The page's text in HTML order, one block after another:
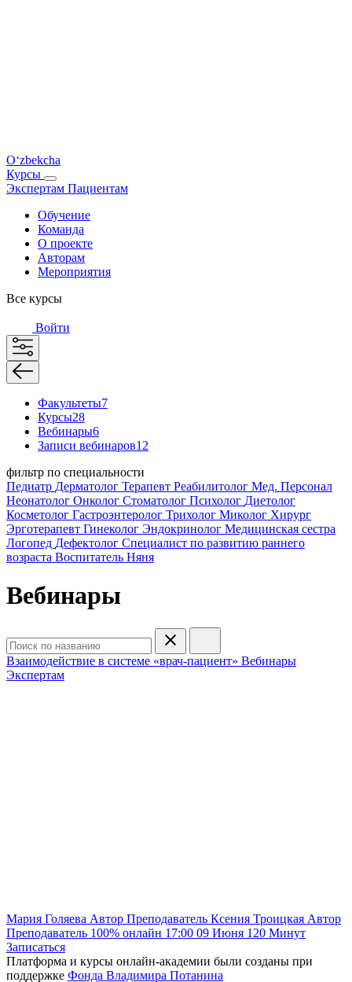
O‘zbekcha
Курсы
Экспертам Пациентам
Обучение
Команда
О проекте
Авторам
Мероприятия
Все курсы
Войти
Факультеты7
Курсы28
Вебинары6
Записи вебинаров12
фильтр по специальности
Педиатр Дерматолог Терапевт Реабилитолог Мед. Персонал
Неонатолог Онколог Стоматолог Психолог Диетолог
Косметолог Гастроэнтеролог Трихолог Миколог Хирург
Эрготерапевт Гинеколог Эндокринолог Медицинская сестра
Логопед Дефектолог Специалист по развитию раннего
возраста Воспитатель Няня
Вебинары
Взаимодействие в системе «врач-пациент» Вебинары
Экспертам
Мария Голяева Автор Преподаватель Ксения Троицкая Автор
Преподаватель 100% онлайн 17:00 09 Июня 120 Минут
Записаться
Платформа и курсы онлайн-академии были созданы при
поддержке Фонда Владимира Потанина